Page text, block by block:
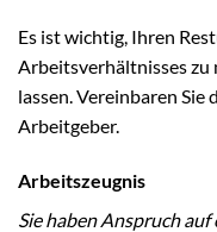
Es ist wichtig, Ihren
Arbeitsverhältnisses zu
lassen. Vereinbaren
Arbeitgeber.
Arbeitszeugnis
Sie haben Anspruch